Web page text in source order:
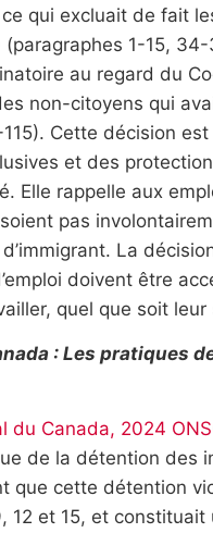
qui excluait de fait
1-15,
au regard du
non-citoyens qui
Cette décision
et des
Elle rappelle aux
pas
La
doivent être
quel que soit
: Les pratiques
du Canada, 2024
de la détention des
que cette détention
et 15, et constituait